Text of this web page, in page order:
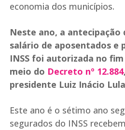
economia dos municípios.
Neste ano, a
salário de aposentados e
INSS foi autorizada no
meio do Decreto nº 12.884
presidente Luiz Inácio
Este ano é o sétimo ano
segurados do INSS